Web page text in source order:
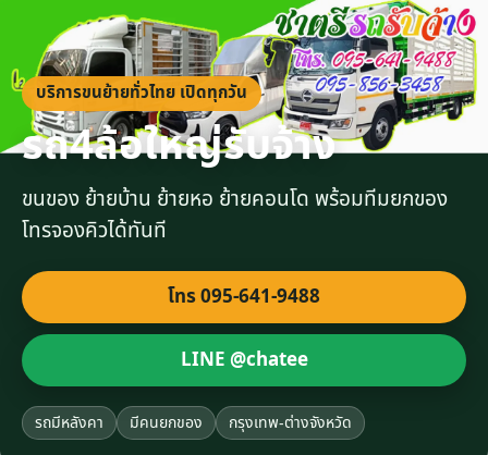
บริการขนย้ายทั่วไทย เปิดทุกวัน
รถ4ล้อใหญ่รับจ้าง
ขนของ ย้ายบ้าน ย้ายหอ ย้ายคอนโด พร้อมทีมยกของ
โทรจองคิวได้ทันที
โทร 095-641-9488
LINE @chatee
รถมีหลังคา มีคนยกของ กรุงเทพ-ต่างจังหวัด